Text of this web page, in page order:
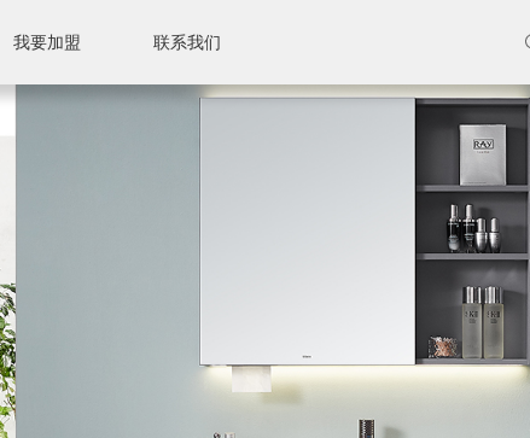
我要加盟 联系我们